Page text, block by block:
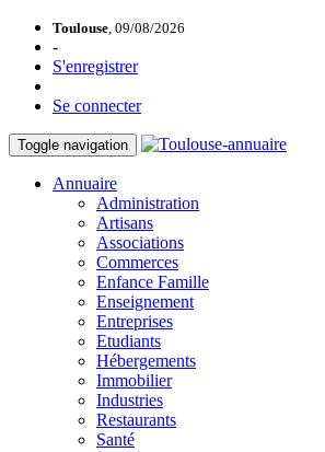
Toulouse, 09/08/2026
-
S'enregistrer
Se connecter
Toggle navigation
Annuaire
Administration
Artisans
Associations
Commerces
Enfance Famille
Enseignement
Entreprises
Etudiants
Hébergements
Immobilier
Industries
Restaurants
Santé